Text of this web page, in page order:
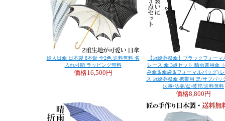
婦人日傘 日本製 8本骨 全2色 送料無料 名
入れ可能 ラッピング無料
価格16,500円
【冠婚葬祭傘】ブラックフォーマ
レース 傘 3点セット 晴雨兼用傘
み傘＆傘袋＆フォーマルバッグ)
ス 冠婚葬祭傘 携帯用 黒/サブバッ
法事/法要/盆/彼岸/送料無料
価格8,800円